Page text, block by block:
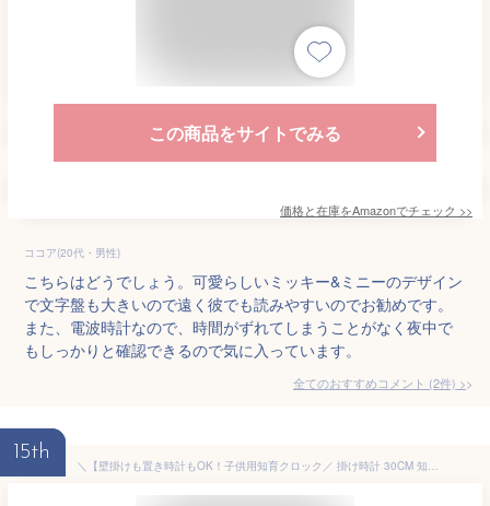
この商品をサイトでみる
価格と在庫をAmazonでチェック >>
ココア(20代・男性)
こちらはどうでしょう。可愛らしいミッキー&ミニーのデザイン
で文字盤も大きいので遠く彼でも読みやすいのでお勧めです。
また、電波時計なので、時間がずれてしまうことがなく夜中で
もしっかりと確認できるので気に入っています。
全てのおすすめコメント (2件) >
15th
＼【壁掛けも置き時計もOK！子供用知育クロック／ 掛け時計 30CM 知育時計 壁掛け 置き時計 壁掛け時計 非電波時計 壁掛け時計 おしゃれ かわいい 時間管理 子供キッズ時計 アナログ時計 静音 インテリア 学習時計 ウォールクロック 寝室 部屋